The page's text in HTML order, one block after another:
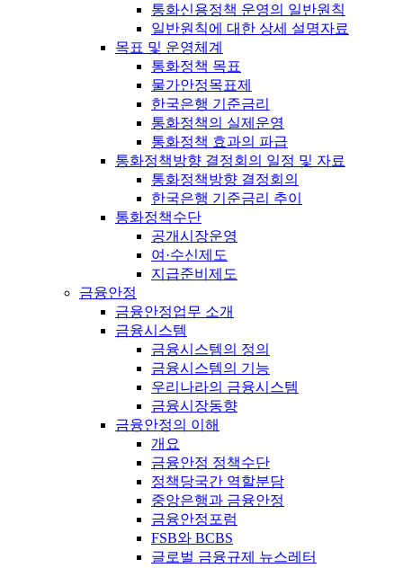
통화신용정책 운영의 일반원칙
일반원칙에 대한 상세 설명자료
목표 및 운영체계
통화정책 목표
물가안정목표제
한국은행 기준금리
통화정책의 실제운영
통화정책 효과의 파급
통화정책방향 결정회의 일정 및 자료
통화정책방향 결정회의
한국은행 기준금리 추이
통화정책수단
공개시장운영
여·수신제도
지급준비제도
금융안정
금융안정업무 소개
금융시스템
금융시스템의 정의
금융시스템의 기능
우리나라의 금융시스템
금융시장동향
금융안정의 이해
개요
금융안정 정책수단
정책당국간 역할분담
중앙은행과 금융안정
금융안정포럼
FSB와 BCBS
글로벌 금융규제 뉴스레터